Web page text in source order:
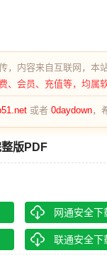
，内容来自互联网，本
、会员、充值等，均属
或者 0daydown，
版PDF
网通安全下
联通安全下